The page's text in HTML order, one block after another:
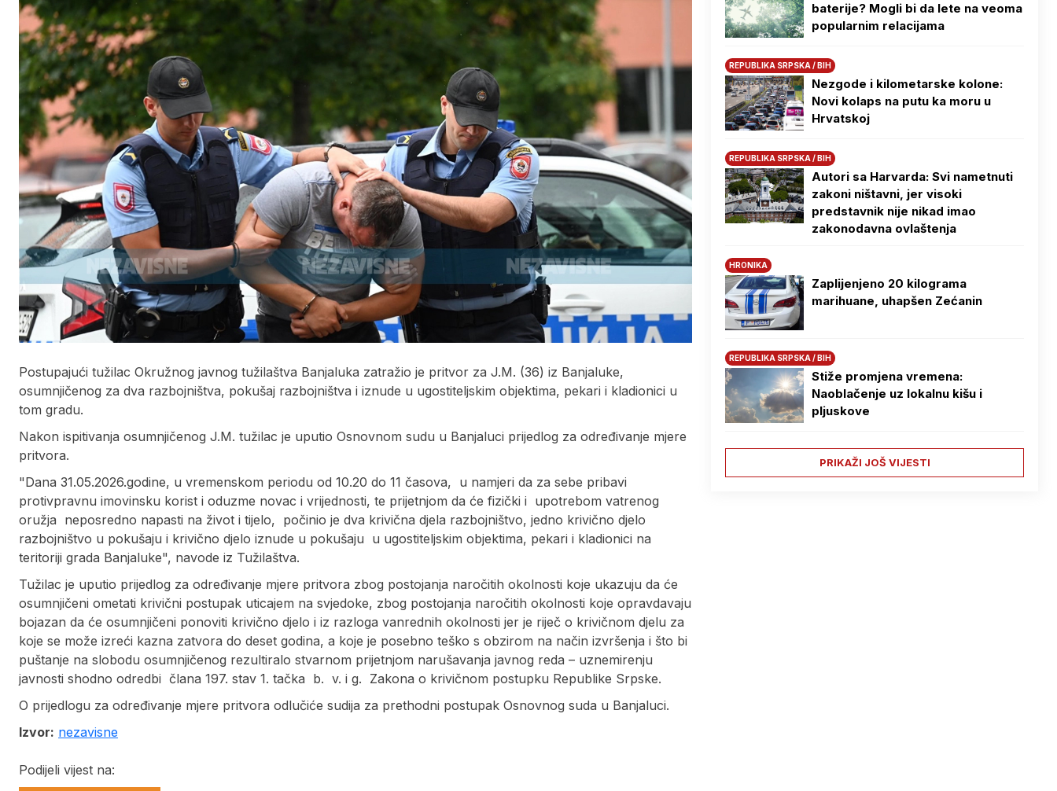
Postupajući tužilac Okružnog javnog tužilaštva Banjaluka zatražio je pritvor za J.M. (36) iz Banjaluke,
osumnjičenog za dva razbojništva, pokušaj razbojništva i iznude u ugostiteljskim objektima, pekari i kladionici u
tom gradu.
Nakon ispitivanja osumnjičenog J.M. tužilac je uputio Osnovnom sudu u Banjaluci prijedlog za određivanje mjere
pritvora.
"Dana 31.05.2026.godine, u vremenskom periodu od 10.20 do 11 časova, u namjeri da za sebe pribavi
protivpravnu imovinsku korist i oduzme novac i vrijednosti, te prijetnjom da će fizički i upotrebom vatrenog
oružja neposredno napasti na život i tijelo, počinio je dva krivična djela razbojništvo, jedno krivično djelo
razbojništvo u pokušaju i krivično djelo iznude u pokušaju u ugostiteljskim objektima, pekari i kladionici na
teritoriji grada Banjaluke", navode iz Tužilaštva.
Tužilac je uputio prijedlog za određivanje mjere pritvora zbog postojanja naročitih okolnosti koje ukazuju da će
osumnjičeni ometati krivični postupak uticajem na svjedoke, zbog postojanja naročitih okolnosti koje opravdavaju
bojazan da će osumnjičeni ponoviti krivično djelo i iz razloga vanrednih okolnosti jer je riječ o krivičnom djelu za
koje se može izreći kazna zatvora do deset godina, a koje je posebno teško s obzirom na način izvršenja i što bi
puštanje na slobodu osumnjičenog rezultiralo stvarnom prijetnjom narušavanja javnog reda – uznemirenju
javnosti shodno odredbi člana 197. stav 1. tačka b. v. i g. Zakona o krivičnom postupku Republike Srpske.
O prijedlogu za određivanje mjere pritvora odlučiće sudija za prethodni postupak Osnovnog suda u Banjaluci.
Izvor: nezavisne
Podijeli vijest na:
baterije? Mogli bi da lete na veoma
popularnim relacijama
REPUBLIKA SRPSKA / BIH
Nezgode i kilometarske kolone:
Novi kolaps na putu ka moru u
Hrvatskoj
REPUBLIKA SRPSKA / BIH
Autori sa Harvarda: Svi nametnuti
zakoni ništavni, jer visoki
predstavnik nije nikad imao
zakonodavna ovlaštenja
HRONIKA
Zaplijenjeno 20 kilograma
marihuane, uhapšen Zećanin
REPUBLIKA SRPSKA / BIH
Stiže promjena vremena:
Naoblačenje uz lokalnu kišu i
pljuskove
PRIKAŽI JOŠ VIJESTI